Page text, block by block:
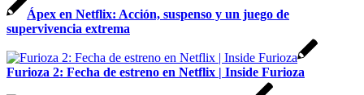
Ápex en Netflix: Acción, suspenso y un juego de
supervivencia extrema
Furioza 2: Fecha de estreno en Netflix | Inside Furioza